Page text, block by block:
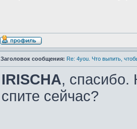
Заголовок сообщения: Re: 4you. Что выпить,
IRISCHA, спасибо.
спите сейчас?